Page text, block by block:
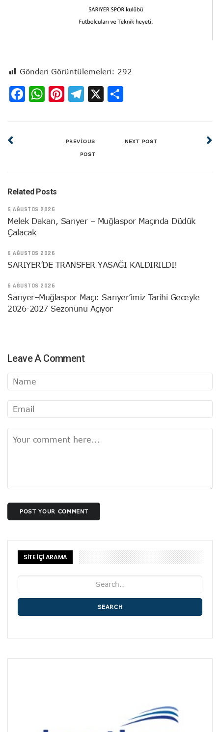
Gönderi Görüntülemeleri: 292
Facebook
WhatsApp
Pinterest
Telegram
X
PREVIOUS
POST
NEXT POST
Related Posts
6 AĞUSTOS 2026
Melek Dakan, Sarıyer – Muğlaspor Maçında Düdük
Çalacak
6 AĞUSTOS 2026
SARIYER’DE TRANSFER YASAĞI KALDIRILDI!
6 AĞUSTOS 2026
Sarıyer–Muğlaspor Maçı: Sarıyer’imiz Tarihi Geceyle
2026-2027 Sezonunu Açıyor
Leave A Comment
POST YOUR COMMENT
SİTE İÇİ ARAMA
SEARCH